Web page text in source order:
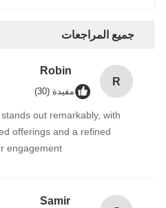
جميع المراجعات
R
Robin
مفيدة (30)
out remarkably, with
offerings and a refined
engagement.
Samir